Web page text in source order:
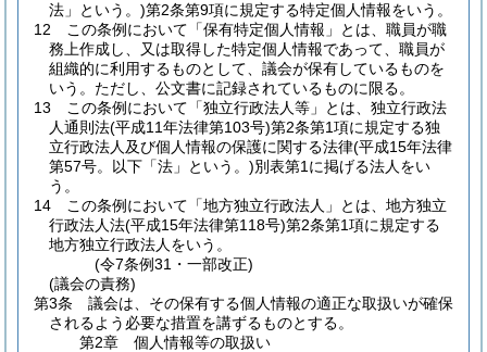
法」という。)第2条第9項に規定する特定個人情報をいう。
12
この条例において「保有特定個人情報」とは、職員が職
務上作成し、又は取得した特定個人情報であって、職員が
組織的に利用するものとして、議会が保有しているものを
いう。 ただし、公文書に記録されているものに限る。
13
この条例において「独立行政法人等」とは、独立行政法
人通則法(平成11年法律第103号)第2条第1項に規定する独
立行政法人及び個人情報の保護に関する法律(平成15年法律
第57号。以下「法」という。)別表第1に掲げる法人をい
う。
14
この条例において「地方独立行政法人」とは、地方独立
行政法人法(平成15年法律第118号)第2条第1項に規定する
地方独立行政法人をいう。
(令7条例31・一部改正)
(議会の責務)
第3条
議会は、その保有する個人情報の適正な取扱いが確保
されるよう必要な措置を講ずるものとする。
第2章
個人情報等の取扱い